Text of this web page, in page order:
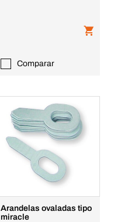
Comparar
Arandelas ovaladas tipo
miracle